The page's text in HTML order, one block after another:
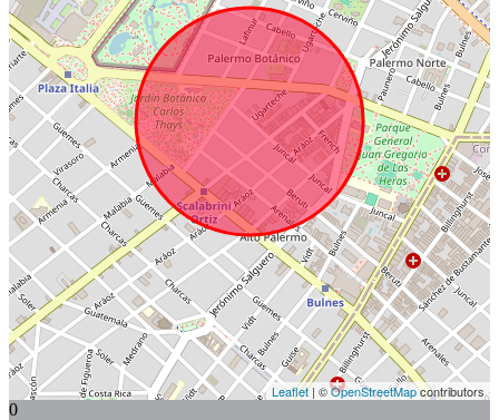
Leaflet| ©OpenStreetMapcontributors
0